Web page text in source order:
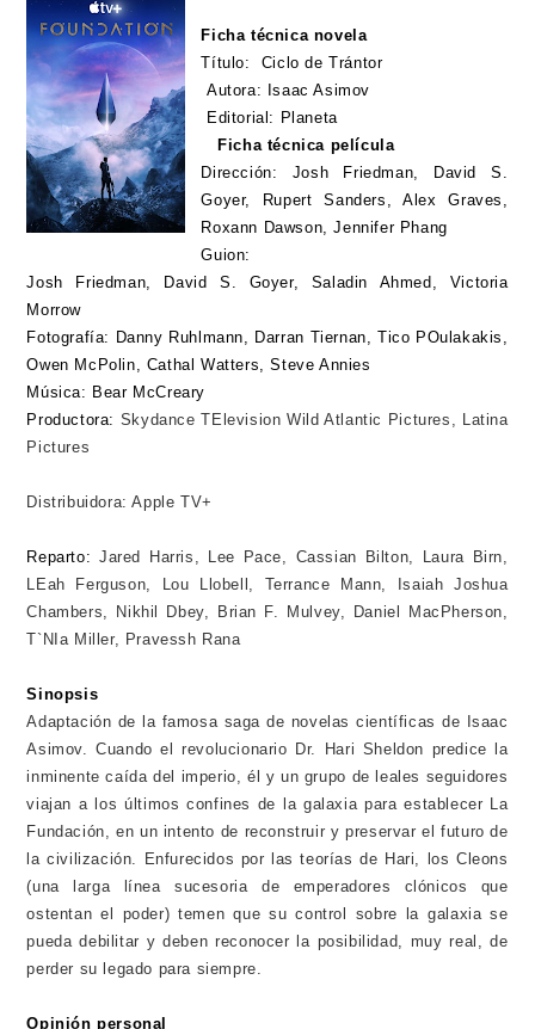
Ficha técnica novela
Título: Ciclo de Trántor
Autora: Isaac Asimov
Editorial: Planeta
Ficha técnica película
Dirección: Josh Friedman, David S.
Goyer, Rupert Sanders, Alex Graves,
Roxann Dawson, Jennifer Phang
Guion:
Josh Friedman, David S. Goyer, Saladin Ahmed, Victoria
Morrow
Fotografía: Danny Ruhlmann, Darran Tiernan, Tico POulakakis,
Owen McPolin, Cathal Watters, Steve Annies
Música: Bear McCreary
Productora: Skydance TElevision Wild Atlantic Pictures, Latina
Pictures
Distribuidora: Apple TV+
Reparto:Jared Harris, Lee Pace, Cassian Bilton, Laura Birn,
LEah Ferguson, Lou Llobell, Terrance Mann, Isaiah Joshua
Chambers, Nikhil Dbey, Brian F. Mulvey, Daniel MacPherson,
T`NIa Miller, Pravessh Rana
Sinopsis
Adaptación de la famosa saga de novelas científicas de Isaac
Asimov. Cuando el revolucionario Dr. Hari Sheldon predice la
inminente caída del imperio, él y un grupo de leales seguidores
viajan a los últimos confines de la galaxia para establecer La
Fundación, en un intento de reconstruir y preservar el futuro de
la civilización. Enfurecidos por las teorías de Hari, los Cleons
(una larga línea sucesoria de emperadores clónicos que
ostentan el poder) temen que su control sobre la galaxia se
pueda debilitar y deben reconocer la posibilidad, muy real, de
perder su legado para siempre.
Opinión personal